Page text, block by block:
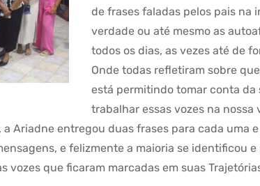
de frases faladas pelos pais na
verdade ou até mesmo as
todos os dias, as vezes até de
Onde todas refletiram sobre
está permitindo tomar conta da
trabalhar essas vozes na nossa
a Ariadne entregou duas frases para cada uma
e felizmente a maioria se identificou
vozes que ficaram marcadas em suas